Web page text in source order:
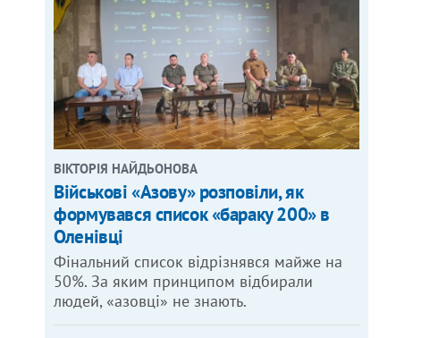
ВІКТОРІЯ НАЙДЬОНОВА
Військові «Азову» розповіли, як
формувався список «бараку 200» в
Оленівці
Фінальний список відрізнявся майже на
50%. За яким принципом відбирали
людей, «азовці» не знають.